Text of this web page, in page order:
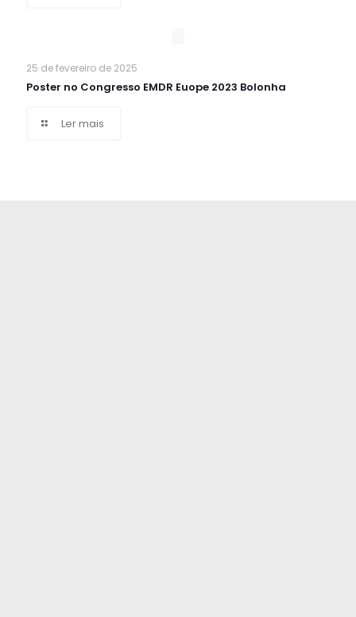
25 de fevereiro de 2025
Poster no Congresso EMDR Euope 2023 Bolonha
Ler mais